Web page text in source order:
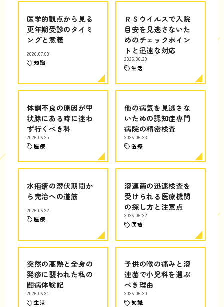
医学的観点から見る
更年期受診のタイミ
ングと意義
2026.07.03
知識
ＲＳウイルスで入院
目安を見逃さないた
めのチェックポイン
トと迅速な対応
2026.06.29
生活
体調不良の原因が甲
状腺にある時に迷わ
ず行くべき科
2026.06.25
医療
他の病気を見逃さな
いための認知症専門
病院の精密検査
2026.06.23
医療
水疱瘡の潜伏期間か
ら完治への道筋
2026.06.22
医療
溶連菌の迅速検査を
受けられる医療機関
の探し方と注意点
2026.06.22
医療
突然の高熱と全身の
発疹に襲われた私の
闘病体験記
2026.06.21
生活
子供の喉の痛みと溶
連菌で小児科を選ぶ
べき理由
2026.06.20
知識